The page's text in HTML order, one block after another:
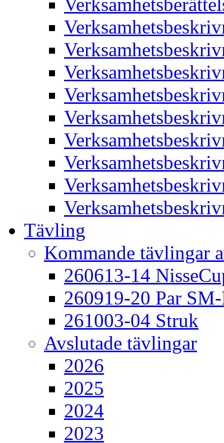
Tävling
Kommande tävlingar
260613-14
260919-20 Par
261003-04 Struk
Avslutade tävlingar
2026
2025
2024
2023